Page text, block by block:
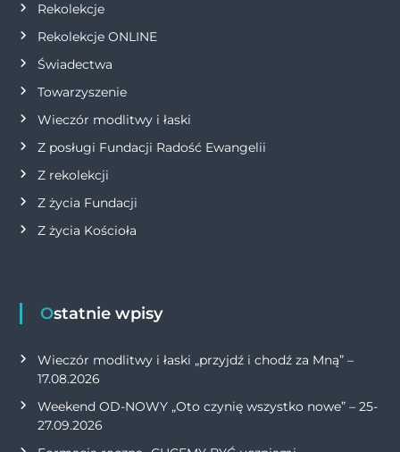
Rekolekcje
Rekolekcje ONLINE
Świadectwa
Towarzyszenie
Wieczór modlitwy i łaski
Z posługi Fundacji Radość Ewangelii
Z rekolekcji
Z życia Fundacji
Z życia Kościoła
Ostatnie wpisy
Wieczór modlitwy i łaski „przyjdź i chodź za Mną” –
17.08.2026
Weekend OD-NOWY „Oto czynię wszystko nowe” – 25-
27.09.2026